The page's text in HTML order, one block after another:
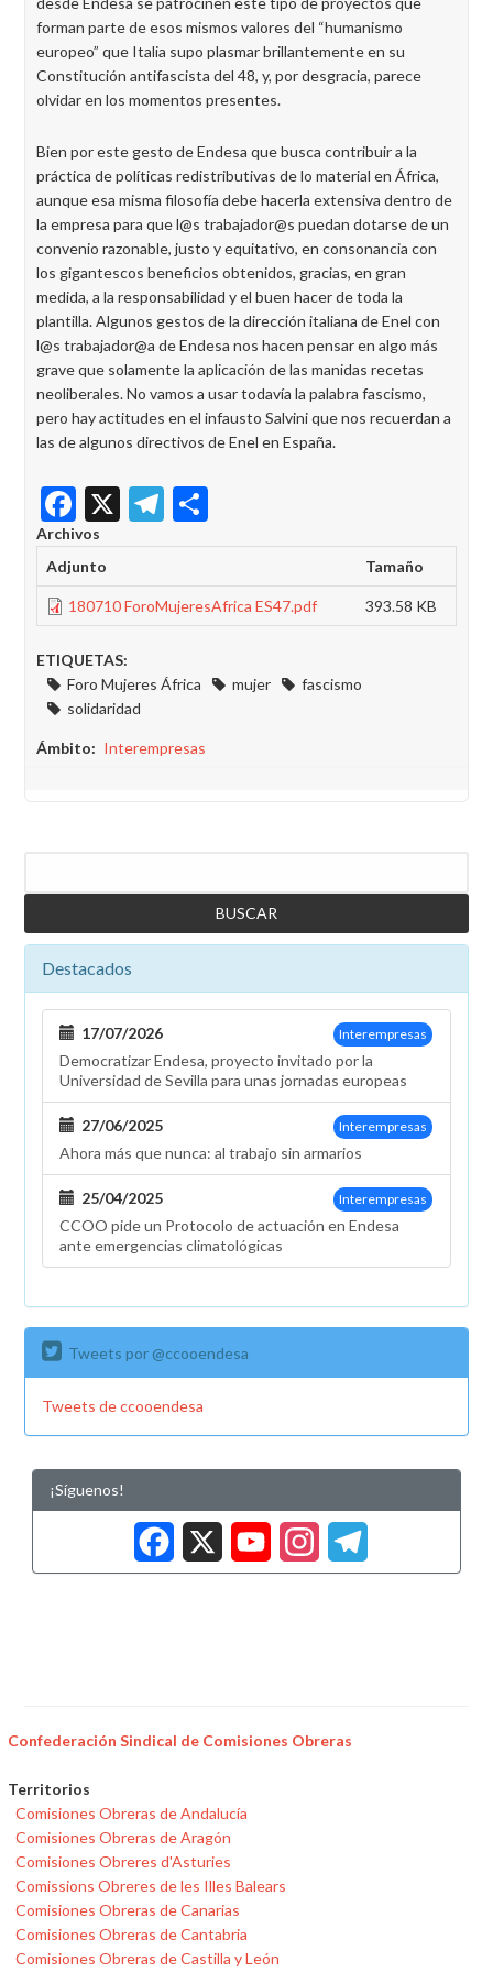
forman parte de esos mismos valores del “humanismo
europeo” que Italia supo plasmar brillantemente en su
Constitución antifascista del 48, y, por desgracia, parece
olvidar en los momentos presentes.
Bien por este gesto de Endesa que busca contribuir a la
práctica de políticas redistributivas de lo material en África,
aunque esa misma filosofía debe hacerla extensiva dentro de
la empresa para que l@s trabajador@s puedan dotarse de un
convenio razonable, justo y equitativo, en consonancia con
los gigantescos beneficios obtenidos, gracias, en gran
medida, a la responsabilidad y el buen hacer de toda la
plantilla. Algunos gestos de la dirección italiana de Enel con
l@s trabajador@a de Endesa nos hacen pensar en algo más
grave que solamente la aplicación de las manidas recetas
neoliberales. No vamos a usar todavía la palabra fascismo,
pero hay actitudes en el infausto Salvini que nos recuerdan a
las de algunos directivos de Enel en España.
Facebook
X Telegram
Archivos
Adjunto
Tamaño
180710 ForoMujeresAfrica ES47.pdf 393.58 KB
ETIQUETAS:
Foro Mujeres África
mujer
fascismo
solidaridad
Ámbito Interempresas
Destacados
Interempresas
17/07/2026
Democratizar Endesa, proyecto invitado por la
Universidad de Sevilla para unas jornadas europeas
Interempresas
27/06/2025
Ahora más que nunca: al trabajo sin armarios
Interempresas
25/04/2025
CCOO pide un Protocolo de actuación en Endesa
ante emergencias climatológicas
Tweets por @ccooendesa
Tweets de ccooendesa
¡Síguenos!
Facebook
X
Confederación Sindical de Comisiones Obreras
Territorios
Comisiones Obreras de Andalucía
Comisiones Obreras de Aragón
Comisiones Obreres d'Asturies
Comissions Obreres de les Illes Balears
Comisiones Obreras de Canarias
Comisiones Obreras de Cantabria
Comisiones Obreras de Castilla y León